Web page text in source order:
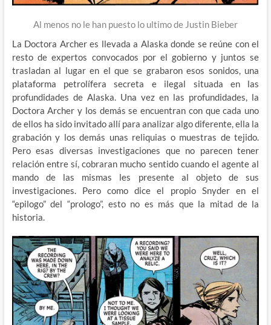
Al menos no le han puesto lo ultimo de Justin Bieber
La Doctora Archer es llevada a Alaska donde se reúne con el
resto de expertos convocados por el gobierno y juntos se
trasladan al lugar en el que se grabaron esos sonidos, una
plataforma petrolífera secreta e ilegal situada en las
profundidades de Alaska. Una vez en las profundidades, la
Doctora Archer y los demás se encuentran con que cada uno
de ellos ha sido invitado allí para analizar algo diferente, ella la
grabación y los demás unas reliquias o muestras de tejido.
Pero esas diversas investigaciones que no parecen tener
relación entre sí, cobraran mucho sentido cuando el agente al
mando de las mismas les presente al objeto de sus
investigaciones. Pero como dice el propio Snyder en el
“epilogo” del “prologo”, esto no es más que la mitad de la
historia.